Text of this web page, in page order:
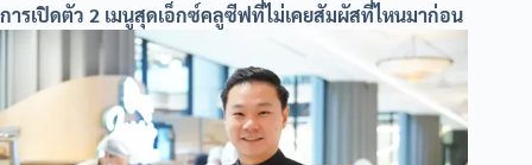
การเปิดตัว 2 เมนูสุดเอ็กซ์คลูซีฟที่ไม่เคยสัมผัสที่ไหนมาก่อน